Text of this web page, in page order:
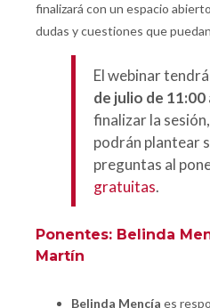
finalizará con un espacio
dudas y cuestiones que
El webinar
de julio de 11:00
finalizar la
podrán plantear
preguntas al
gratuitas.
Ponentes: Belinda
Martín
Belinda Mencía es